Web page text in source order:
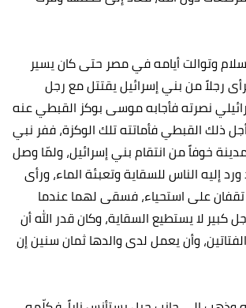
وتوالت أيامه في مصر حتى كان يسير
رجلاً من بني إسرائيل يقتتل مع رجل
نصرته فأجابه موسى بوكز القبطي عنه
ذلك القبطي فأماتته تلك الوكزة، ففر نبي
خوفاً من انتقام بني إسرائيل، ولمّا وصل
إليه الناس للسقاية وتعبئة الماء، ورأى
على استحياء، فسقى لهما عندما
كبير لا يستطيع السقاية، وكان قدر الله أن
وأن يعمل لدى والدها ثمان سنين إن